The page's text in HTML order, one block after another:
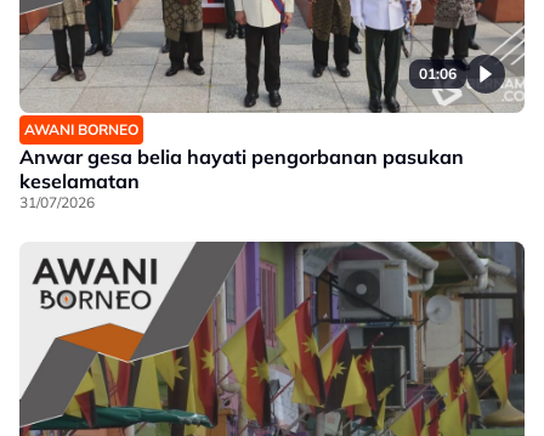
01:06
AWANI BORNEO
Anwar gesa belia hayati pengorbanan pasukan
keselamatan
31/07/2026